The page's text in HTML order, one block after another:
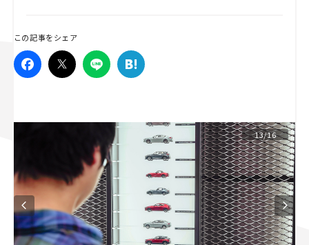
この記事をシェア
13/16
スズキ ジムニー｜Suzuki Jimny
マツダ｜Mazda
マツダ ロードスター｜Mazda Roadster